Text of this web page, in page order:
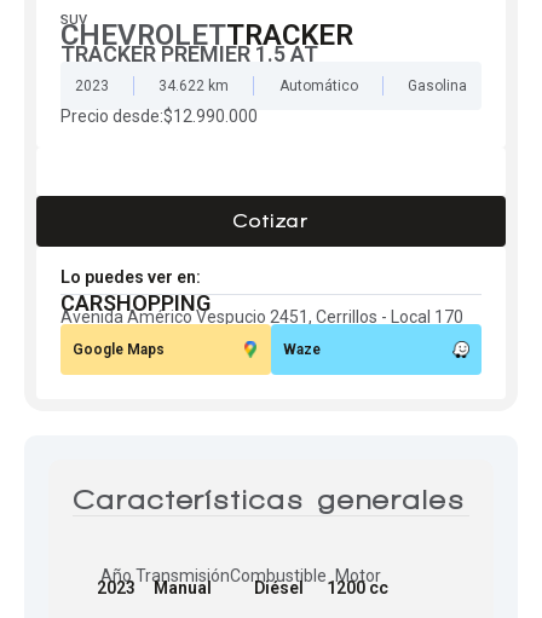
Centro de ayuda
Ver todo autos nuevos
Doble cabina
SUV
CHEVROLETTRACKER
TRACKER PREMIER 1.5 AT
2023 34.622 km Automático Gasolina
Precio desde:$12.990.000
Cotizar
Lo puedes ver en:
CARSHOPPING
Avenida Américo Vespucio 2451, Cerrillos - Local 170
Google Maps Waze
Características generales
Año
2023
Transmisión
Manual
Combustible
Diésel
Motor
1200 cc